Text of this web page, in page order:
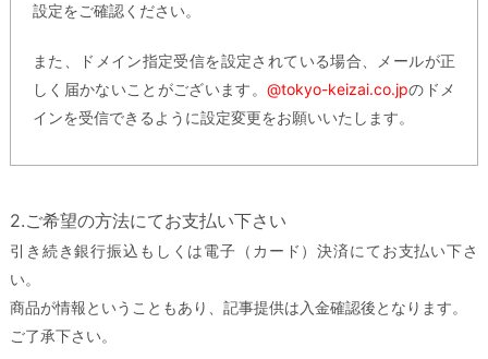
設定をご確認ください。
また、ドメイン指定受信を設定されている場合、メールが正
しく届かないことがございます。@tokyo-keizai.co.jpのドメ
インを受信できるように設定変更をお願いいたします。
2.ご希望の方法にてお支払い下さい
引き続き銀行振込もしくは電子（カード）決済にてお支払い下さ
い。
商品が情報ということもあり、記事提供は入金確認後となります。
ご了承下さい。